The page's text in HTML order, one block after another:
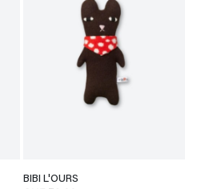
BIBI L'OURS